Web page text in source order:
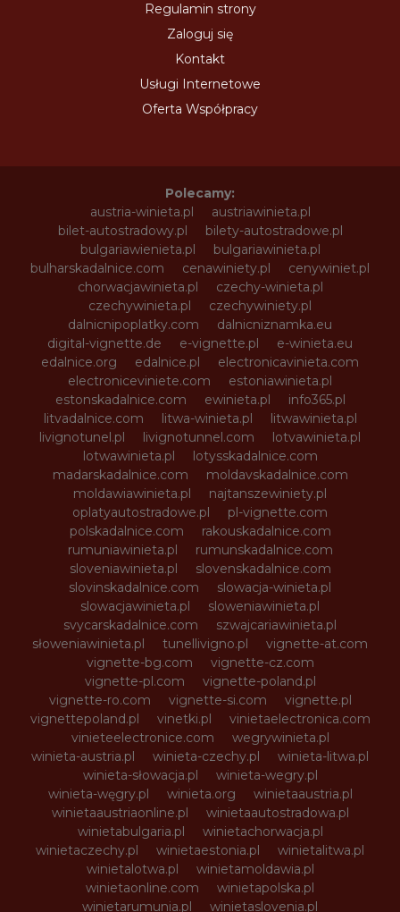
Regulamin strony
Zaloguj się
Kontakt
Usługi Internetowe
Oferta Współpracy
Polecamy:
austria-winieta.pl
austriawinieta.pl
bilet-autostradowy.pl
bilety-autostradowe.pl
bulgariawienieta.pl
bulgariawinieta.pl
bulharskadalnice.com
cenawiniety.pl
cenywiniet.pl
chorwacjawinieta.pl
czechy-winieta.pl
czechywinieta.pl
czechywiniety.pl
dalnicnipoplatky.com
dalnicniznamka.eu
digital-vignette.de
e-vignette.pl
e-winieta.eu
edalnice.org
edalnice.pl
electronicavinieta.com
electroniceviniete.com
estoniawinieta.pl
estonskadalnice.com
ewinieta.pl
info365.pl
litvadalnice.com
litwa-winieta.pl
litwawinieta.pl
livignotunel.pl
livignotunnel.com
lotvawinieta.pl
lotwawinieta.pl
lotysskadalnice.com
madarskadalnice.com
moldavskadalnice.com
moldawiawinieta.pl
najtanszewiniety.pl
oplatyautostradowe.pl
pl-vignette.com
polskadalnice.com
rakouskadalnice.com
rumuniawinieta.pl
rumunskadalnice.com
sloveniawinieta.pl
slovenskadalnice.com
slovinskadalnice.com
slowacja-winieta.pl
slowacjawinieta.pl
sloweniawinieta.pl
svycarskadalnice.com
szwajcariawinieta.pl
słoweniawinieta.pl
tunellivigno.pl
vignette-at.com
vignette-bg.com
vignette-cz.com
vignette-pl.com
vignette-poland.pl
vignette-ro.com
vignette-si.com
vignette.pl
vignettepoland.pl
vinetki.pl
vinietaelectronica.com
vinieteelectronice.com
wegrywinieta.pl
winieta-austria.pl
winieta-czechy.pl
winieta-litwa.pl
winieta-słowacja.pl
winieta-wegry.pl
winieta-węgry.pl
winieta.org
winietaaustria.pl
winietaaustriaonline.pl
winietaautostradowa.pl
winietabulgaria.pl
winietachorwacja.pl
winietaczechy.pl
winietaestonia.pl
winietalitwa.pl
winietalotwa.pl
winietamoldawia.pl
winietaonline.com
winietapolska.pl
winietarumunia.pl
winietaslovenia.pl